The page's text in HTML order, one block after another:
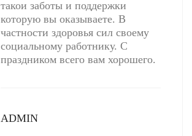
такои заботы и поддержки
которую вы оказываете. В
частности здоровья сил своему
социальному работнику. С
праздником всего вам хорошего.
ADMIN